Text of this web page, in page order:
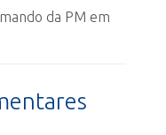
da PM em